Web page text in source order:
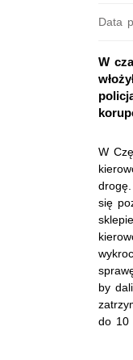
Data
W
W
się
by
do 10